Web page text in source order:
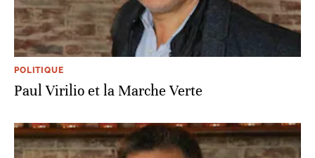
POLITIQUE
Paul Virilio et la Marche Verte